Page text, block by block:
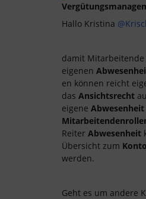
Hallo Kristina
damit
eigenen
en können reicht
das Ansichtsrecht
eigene Abwesenheit
Reiter Abwesenheit
Übersicht zum
werden.
Geht es um andere